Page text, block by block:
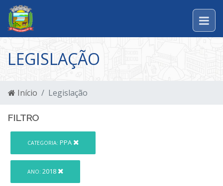
LEGISLAÇÃO
Início Legislação
FILTRO
CATEGORIA: PPA
ANO: 2018